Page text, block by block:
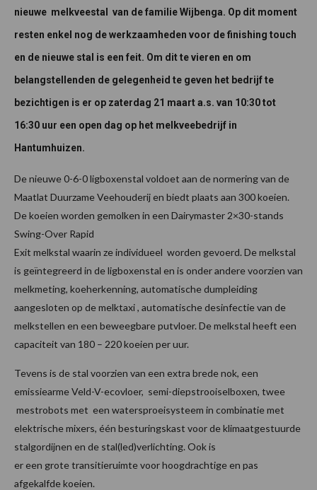
nieuwe melkveestal van de familie Wijbenga. Op dit moment
resten enkel nog de werkzaamheden voor de finishing touch
en de nieuwe stal is een feit. Om dit te vieren en om
belangstellenden de gelegenheid te geven het bedrijf te
bezichtigen is er op zaterdag 21 maart a.s. van 10:30 tot
16:30 uur een open dag op het melkveebedrijf in
Hantumhuizen.
De nieuwe 0-6-0 ligboxenstal voldoet aan de normering van de
Maatlat Duurzame Veehouderij en biedt plaats aan 300 koeien.
De koeien worden gemolken in een Dairymaster 2×30-stands
Swing-Over Rapid
Exit melkstal waarin ze individueel worden gevoerd. De melkstal
is geïntegreerd in de ligboxenstal en is onder andere voorzien van
melkmeting, koeherkenning, automatische dumpleiding
aangesloten op de melktaxi , automatische desinfectie van de
melkstellen en een beweegbare putvloer. De melkstal heeft een
capaciteit van 180 – 220 koeien per uur.
Tevens is de stal voorzien van een extra brede nok, een
emissiearme Veld-V-ecovloer, semi-diepstrooiselboxen, twee
mestrobots met een watersproeisysteem in combinatie met
elektrische mixers, één besturingskast voor de klimaatgestuurde
stalgordijnen en de stal(led)verlichting. Ook is
er een grote transitieruimte voor hoogdrachtige en pas
afgekalfde koeien.